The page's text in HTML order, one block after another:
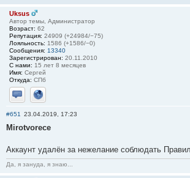
Uksus
Автор темы, Администратор
Возраст: 62
Репутация: 24909 (+24984/−75)
Лояльность: 1586 (+1586/−0)
Сообщения: 13340
Зарегистрирован: 20.11.2010
С нами: 15 лет 8 месяцев
Имя: Сергей
Откуда: СПб
Отправить личное сообщение
Сайт
#651 23.04.2019, 17:23
Mirotvorece
Аккаунт удалён за нежелание соблюдать
Да, я зануда, я знаю...